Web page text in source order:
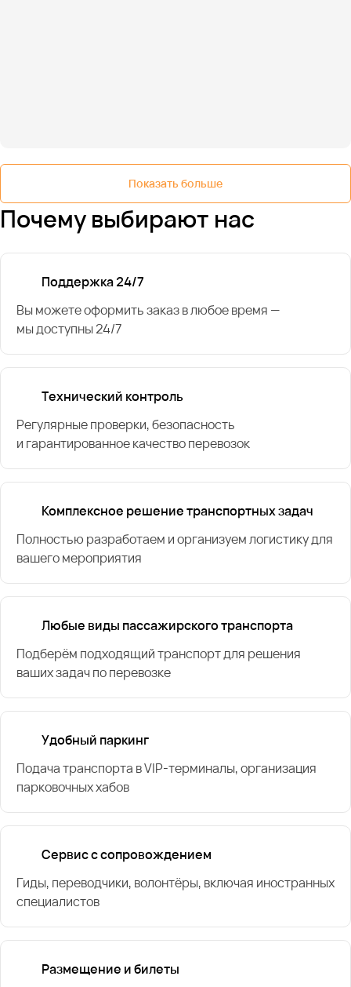
Показать больше
Почему выбирают нас
Поддержка 24/7
Вы можете оформить заказ в любое время —
мы доступны 24/7
Технический контроль
Регулярные проверки, безопасность
и гарантированное качество перевозок
Комплексное решение транспортных задач
Полностью разработаем и организуем логистику для
вашего мероприятия
Любые виды пассажирского транспорта
Подберём подходящий транспорт для решения
ваших задач по перевозке
Удобный паркинг
Подача транспорта в VIP-терминалы, организация
парковочных хабов
Сервис с сопровождением
Гиды, переводчики, волонтёры, включая иностранных
специалистов
Размещение и билеты